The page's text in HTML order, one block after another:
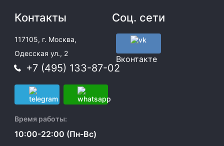
Контакты
117105, г. Москва,
Одесская ул., 2
+7 (495) 133-87-02
Время работы:
10:00-22:00 (Пн-Вс)
Соц. сети
Вконтакте